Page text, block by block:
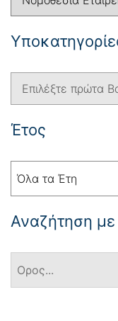
Έτος
Όλα τα Έτη
Αναζήτηση